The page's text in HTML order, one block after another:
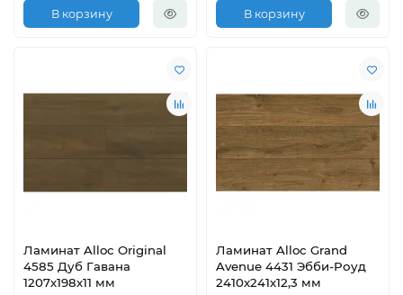
В корзину В корзину
Ламинат Alloc Original
4585 Дуб Гавана
1207х198х11 мм
Ламинат Alloc Grand
Avenue 4431 Эбби-Роуд
2410х241х12,3 мм